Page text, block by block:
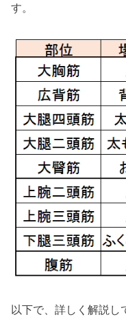
す。
以下で、詳しく解説し